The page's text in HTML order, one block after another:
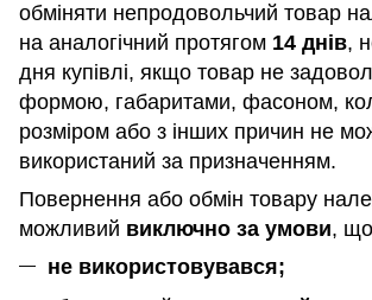
обміняти непродовольчий товар
на аналогічний протягом 14 днів,
дня купівлі, якщо товар не
формою, габаритами, фасоном,
розміром або з інших причин не
використаний за призначенням.
Повернення або обмін товару
можливий виключно за умови,
не використовувався;